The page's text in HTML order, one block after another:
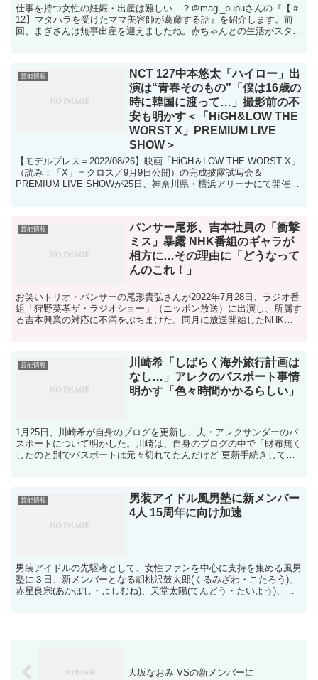
仕事を持つ女性の妊娠・出産は難しい…？＠magi_pupuさんの『【＃
12】マタハラを受けたママ美容師が葛藤する話』を紹介します。前
回、まぎさんは無事出産を迎えましたね。赤ちゃんとの生活がスター
芸能情報
NCT 127中本悠太「ハイロー」出
演は“青春そのもの”「僕は16歳の
時に韓国に渡って…」撮影前の不
安も明かす＜「HiGH&LOW THE
WORST X」PREMIUM LIVE
SHOW＞
【モデルプレス＝2022/08/26】映画「HiGH＆LOW THE WORST X」
（読み：「X」＝クロス／9月9日公開）の完成披露試写会＆
PREMIUM LIVE SHOWが25日、神奈川県・横浜アリーナにて開催さ
芸能情報
パンサー尾形、吉本社員の「衝撃
ミス」暴露 NHK番組のギャラが
相方に…その理由に「どうなって
んのこれ！」
お笑いトリオ・パンサーの尾形貴弘さんが2022年7月28日、ラジオ番
組「狩野英孝ザ・ラジオショー」（ニッポン放送）に出演し、所属す
る吉本興業の対応に不満をぶちまけた。同月に放送開始したNHK新
芸能情報
川崎希「しばらく海外旅行計画は
なし…」アレクのパスポート事情
明かす「色々時間かかるらしい」
1月25日、川崎希が自身のブログを更新し、夫・アレクサンダーのパ
スポートについて明かした。川崎は、自身のブログの中で「財布無く
したのと別でパスポートは元々切れてたんだけど 更新手続きしてた
芸能情報
男装アイドル風男塾に新メンバー
4人 15周年に向け加速
男装アイドルの先駆者として、女性ファンを中心に支持を集める風男
塾に３日、新メンバーとなる胡桃沢鼓太郎(くるみざわ・こたろう)、
赤星良宗(あかぼし・よしむね)、天堂太陽(てんどう・たいよう)、凰
大坂なおみ VSの新メンバーに